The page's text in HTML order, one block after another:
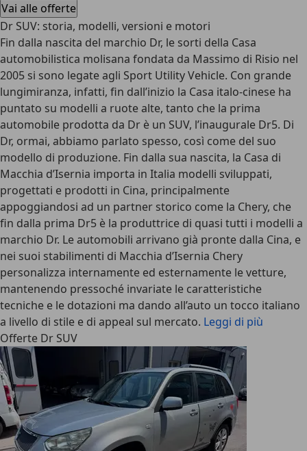
Vai alle offerte
Dr SUV: storia, modelli, versioni e motori
Fin dalla nascita del marchio Dr, le sorti della Casa
automobilistica molisana fondata da Massimo di Risio nel
2005 si sono legate agli Sport Utility Vehicle. Con grande
lungimiranza, infatti, fin dall’inizio la Casa italo-cinese ha
puntato su modelli a ruote alte, tanto che la prima
automobile prodotta da Dr è un SUV, l’inaugurale Dr5. Di
Dr, ormai, abbiamo parlato spesso, così come del suo
modello di produzione. Fin dalla sua nascita, la Casa di
Macchia d’Isernia importa in Italia modelli sviluppati,
progettati e prodotti in Cina, principalmente
appoggiandosi ad un partner storico come la Chery, che
fin dalla prima Dr5 è la produttrice di quasi tutti i modelli a
marchio Dr. Le automobili arrivano già pronte dalla Cina, e
nei suoi stabilimenti di Macchia d’Isernia Chery
personalizza internamente ed esternamente le vetture,
mantenendo pressoché invariate le caratteristiche
tecniche e le dotazioni ma dando all’auto un tocco italiano
a livello di stile e di appeal sul mercato. Leggi di più
Offerte Dr SUV